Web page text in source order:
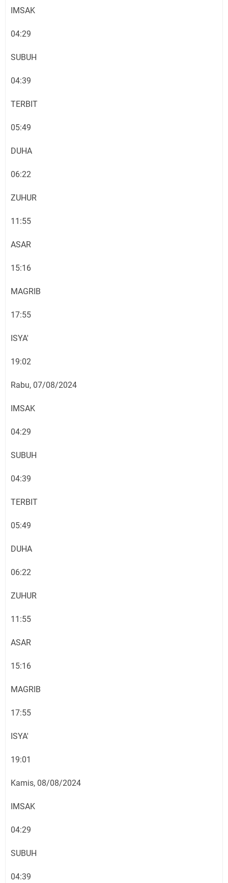
IMSAK
04:29
SUBUH
04:39
TERBIT
05:49
DUHA
06:22
ZUHUR
11:55
ASAR
15:16
MAGRIB
17:55
ISYA'
19:02
Rabu, 07/08/2024
IMSAK
04:29
SUBUH
04:39
TERBIT
05:49
DUHA
06:22
ZUHUR
11:55
ASAR
15:16
MAGRIB
17:55
ISYA'
19:01
Kamis, 08/08/2024
IMSAK
04:29
SUBUH
04:39